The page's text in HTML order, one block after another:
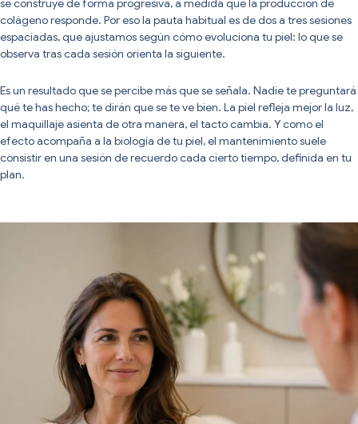
se construye de forma progresiva, a medida que la producción de
colágeno responde. Por eso la pauta habitual es de dos a tres sesiones
espaciadas, que ajustamos según cómo evoluciona tu piel: lo que se
observa tras cada sesión orienta la siguiente.
Es un resultado que se percibe más que se señala. Nadie te preguntará
qué te has hecho; te dirán que se te ve bien. La piel refleja mejor la luz,
el maquillaje asienta de otra manera, el tacto cambia. Y como el
efecto acompaña a la biología de tu piel, el mantenimiento suele
consistir en una sesión de recuerdo cada cierto tiempo, definida en tu
plan.